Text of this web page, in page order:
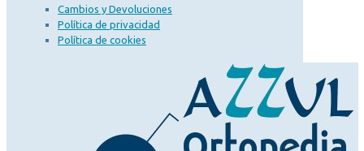
Cambios y Devoluciones
Política de privacidad
Política de cookies